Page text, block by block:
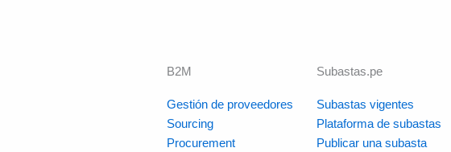
B2M
Gestión de proveedores
Sourcing
Procurement
Subastas.pe
Subastas vigentes
Plataforma de subastas
Publicar una subasta